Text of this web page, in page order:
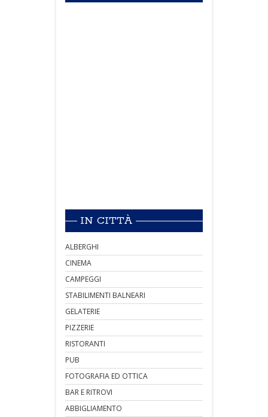
IN CITTÀ
ALBERGHI
CINEMA
CAMPEGGI
STABILIMENTI BALNEARI
GELATERIE
PIZZERIE
RISTORANTI
PUB
FOTOGRAFIA ED OTTICA
BAR E RITROVI
ABBIGLIAMENTO